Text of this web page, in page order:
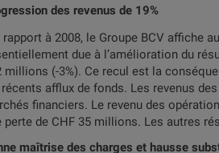
des revenus de 19%
rapport à 2008, le Groupe BCV affiche
due à l’amélioration du
millions (-3%). Ce recul est la
afflux de fonds. Les revenus
financiers. Le revenu des
perte de CHF 35 millions. Les autres
maîtrise des charges et hausse